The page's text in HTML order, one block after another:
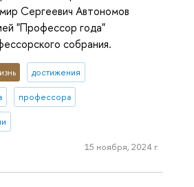
Сергеевич Автономов
"Профессор года"
собрания.
достижения
профессора
15 ноября, 2024 г.